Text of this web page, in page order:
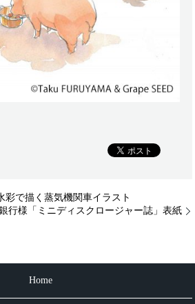
彩で描く蒸気機関車イラスト
行様「ミニディスクロージャー誌」表紙
Home